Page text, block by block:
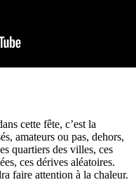
cette fête, c’est la
amateurs ou pas, dehors,
quartiers des villes, ces
ces dérives aléatoires.
faire attention à la chaleur.